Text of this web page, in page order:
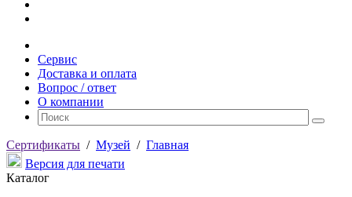
Сервис
Доставка и оплата
Вопрос / ответ
О компании
Сертификаты / Музей / Главная
Версия для печати
Каталог